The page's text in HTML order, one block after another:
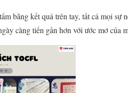
bằng kết quả trên tay, tất cả mọi sự
càng tiến gần hơn với ước mơ của